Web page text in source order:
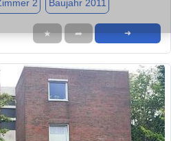
2 Baujahr 2011
★ ➦ ➜